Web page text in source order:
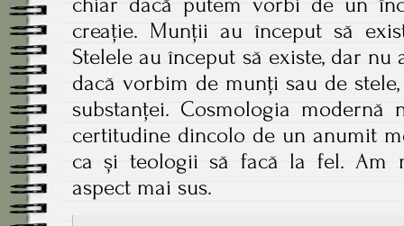
creație. Munții au început să
Stelele au început să existe, dar
dacă vorbim de munți sau de
substanței. Cosmologia
certitudine dincolo de un anumit
ca și teologii să facă la fel. Am
aspect mai sus.